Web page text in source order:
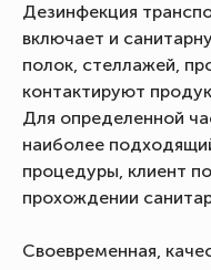
Дезинфекция
включает и
полок, стеллажей,
контактируют
Для определенной
наиболее
процедуры, клиент
прохождении
Своевременная,